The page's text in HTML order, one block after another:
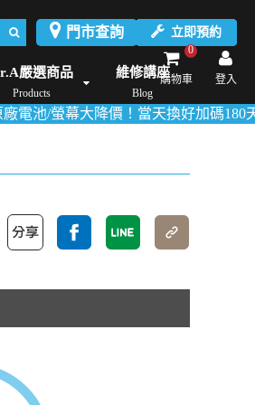
門市查詢 立即預約
登入
0
購物車
嚴選商品
Products
維修講座
Blog
修/價格 iMac維修/價格 Xbox維修/價格 伊萊
降價！當天換好加碼180天保固！活動